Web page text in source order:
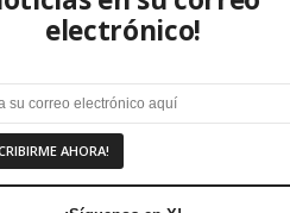
electrónico!